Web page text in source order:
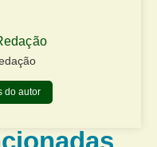
do autor